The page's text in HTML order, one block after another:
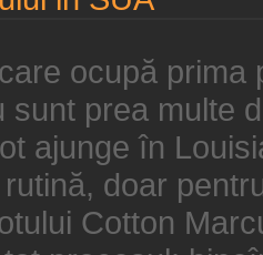
ocupă
sunt prea multe
ajunge în
doar
Cotton